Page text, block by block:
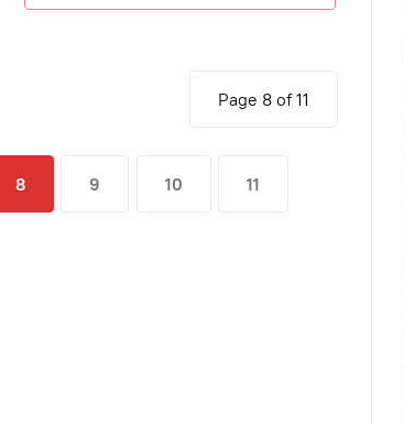
Page 8 of 11
8 9 10 11